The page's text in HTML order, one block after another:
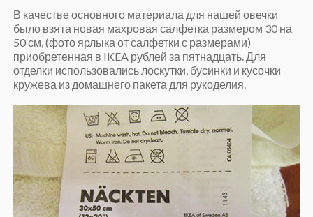
В качестве основного материала для нашей овечки
было взята новая махровая салфетка размером 30 на
50 см, (фото ярлыка от салфетки с размерами)
приобретенная в IKEA рублей за пятнадцать. Для
отделки использовались лоскутки, бусинки и кусочки
кружева из домашнего пакета для рукоделия.